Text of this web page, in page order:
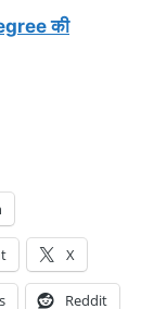
की
X
Reddit